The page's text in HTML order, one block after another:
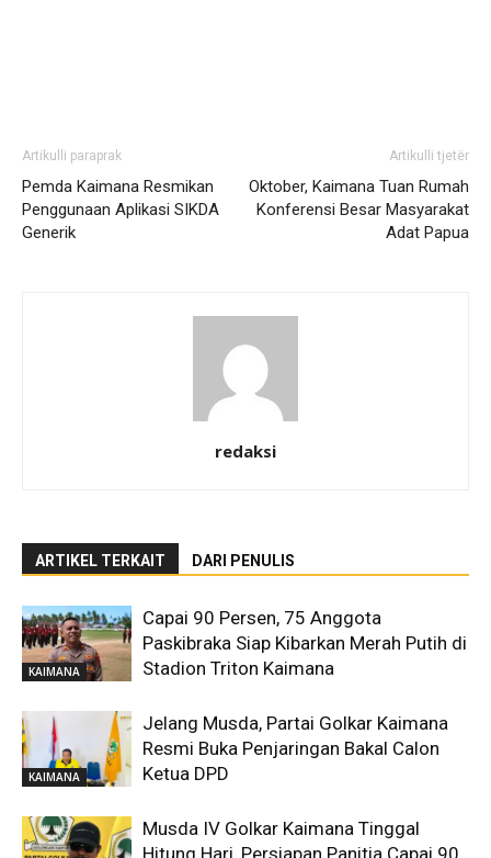
Artikulli paraprak
Pemda Kaimana Resmikan
Penggunaan Aplikasi SIKDA
Generik
Artikulli tjetër
Oktober, Kaimana Tuan Rumah
Konferensi Besar Masyarakat
Adat Papua
redaksi
ARTIKEL TERKAIT DARI PENULIS
KAIMANA
Capai 90 Persen, 75 Anggota
Paskibraka Siap Kibarkan Merah Putih di
Stadion Triton Kaimana
KAIMANA
Jelang Musda, Partai Golkar Kaimana
Resmi Buka Penjaringan Bakal Calon
Ketua DPD
Musda IV Golkar Kaimana Tinggal
Hitung Hari, Persiapan Panitia Capai 90